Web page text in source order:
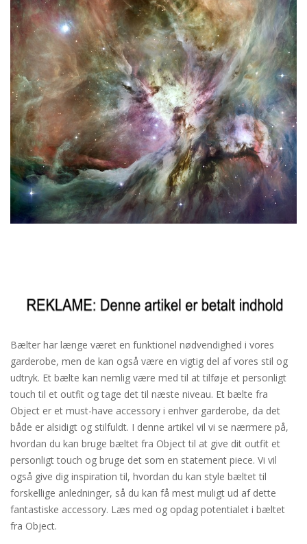
Bælter har længe været en funktionel nødvendighed i vores
garderobe, men de kan også være en vigtig del af vores stil og
udtryk. Et bælte kan nemlig være med til at tilføje et personligt
touch til et outfit og tage det til næste niveau. Et bælte fra
Object er et must-have accessory i enhver garderobe, da det
både er alsidigt og stilfuldt. I denne artikel vil vi se nærmere på,
hvordan du kan bruge bæltet fra Object til at give dit outfit et
personligt touch og bruge det som en statement piece. Vi vil
også give dig inspiration til, hvordan du kan style bæltet til
forskellige anledninger, så du kan få mest muligt ud af dette
fantastiske accessory. Læs med og opdag potentialet i bæltet
fra Object.